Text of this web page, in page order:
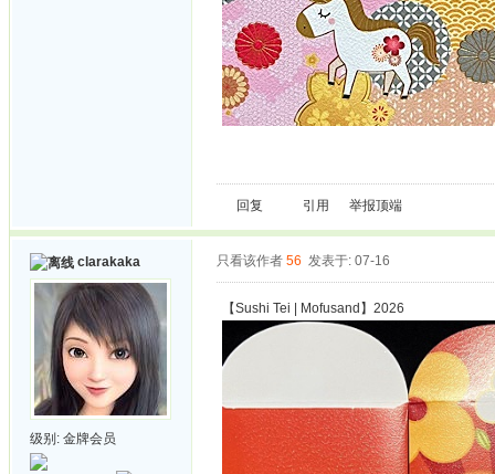
回复 引用 举报顶端
clarakaka
级别: 金牌会员
只看该作者 56 发表于: 07-16
【Sushi Tei | Mofusand】2026